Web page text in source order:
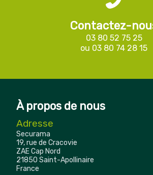
Contactez-
03 80 52 75 25
ou 03 80 74 28 15
À propos de nous
Adresse
Securama
19, rue de Cracovie
ZAE Cap Nord
21850 Saint-Apollinaire
France